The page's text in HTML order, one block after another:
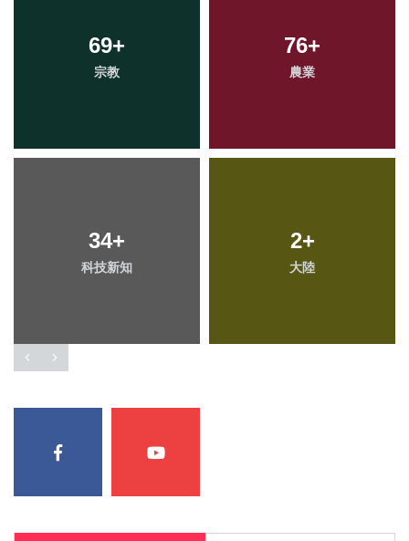
69+
宗教
76+
農業
34+
科技新知
2+
大陸